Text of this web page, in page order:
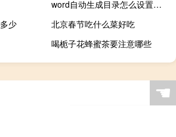
word自动生成目录怎么设置（word自动生成目录）
少
北京春节吃什么菜好吃
喝栀子花蜂蜜茶要注意哪些
☚